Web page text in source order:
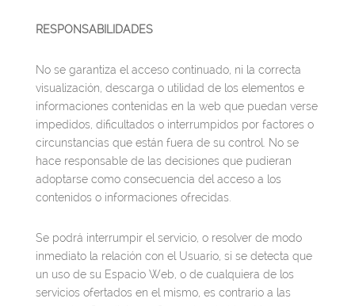
RESPONSABILIDADES
No se garantiza el acceso continuado, ni la correcta
visualización, descarga o utilidad de los elementos e
informaciones contenidas en la web que puedan verse
impedidos, dificultados o interrumpidos por factores o
circunstancias que están fuera de su control. No se
hace responsable de las decisiones que pudieran
adoptarse como consecuencia del acceso a los
contenidos o informaciones ofrecidas.
Se podrá interrumpir el servicio, o resolver de modo
inmediato la relación con el Usuario, si se detecta que
un uso de su Espacio Web, o de cualquiera de los
servicios ofertados en el mismo, es contrario a las